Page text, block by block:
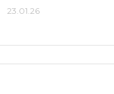
23.01.26